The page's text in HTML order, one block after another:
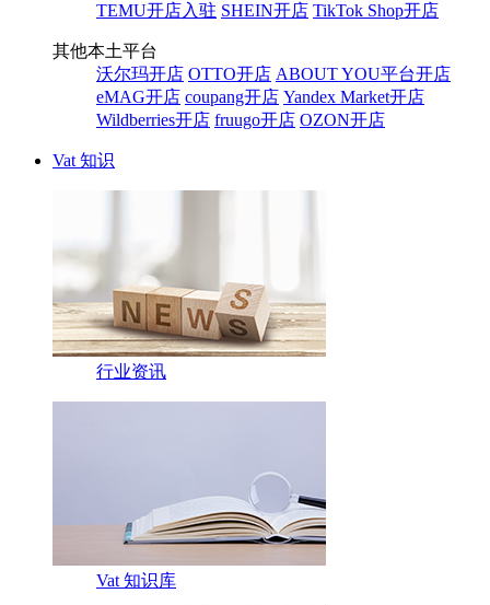
TEMU开店入驻 SHEIN开店 TikTok Shop开店
其他本土平台
沃尔玛开店 OTTO开店 ABOUT YOU平台开店
eMAG开店 coupang开店 Yandex Market开店
Wildberries开店 fruugo开店 OZON开店
Vat 知识
行业资讯
Vat 知识库